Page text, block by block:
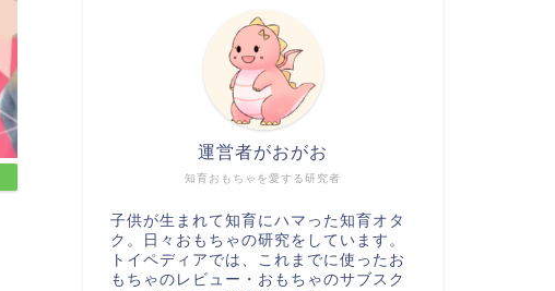
知育おもちゃを愛する研究者
運営者がおがお
子供が生まれて知育にハマった知育オタ
ク。日々おもちゃの研究をしています。
トイペディアでは、これまでに使ったお
もちゃのレビュー・おもちゃのサブスク